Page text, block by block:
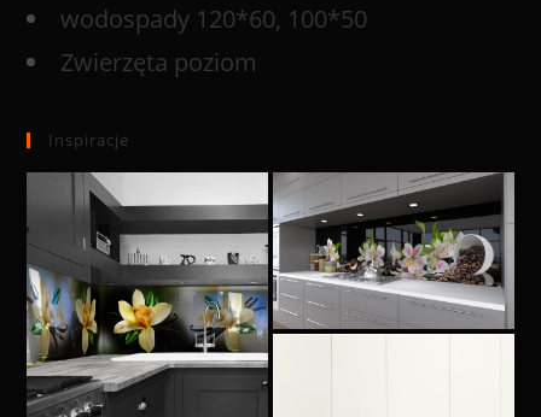
wodospady 120*60, 100*50
Zwierzęta poziom
Inspiracje